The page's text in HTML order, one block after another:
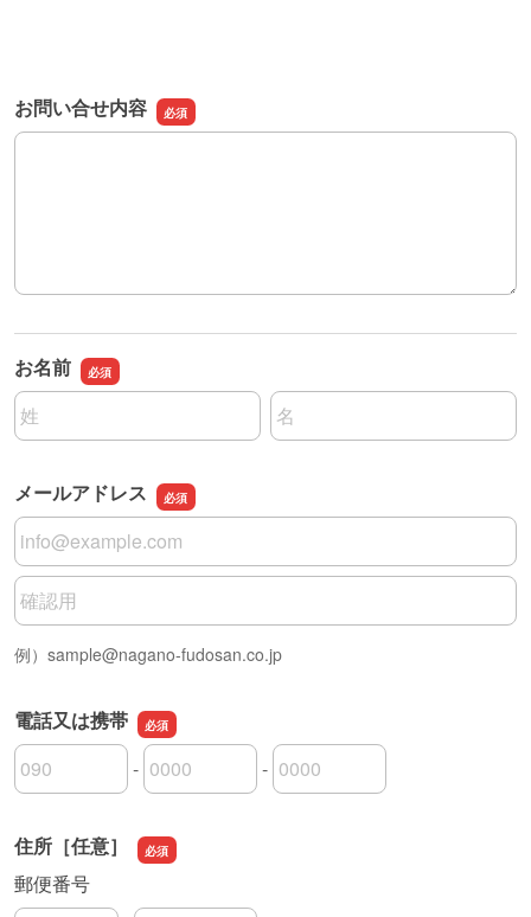
お問い合せ内容
お問い合せ内容
お名前
名前の姓
名前の名
メールアドレス
メールアドレス
メールアドレスの確認用
例）sample@nagano-fudosan.co.jp
電話又は携帯
電話又は携帯の市外局番
-
電話又は携帯の市内局番 -
電話又は携帯の加入者番号
住所［任意］
郵便番号